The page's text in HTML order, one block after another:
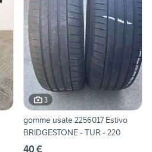
3
gomme usate 2256017 Estivo
BRIDGESTONE - TUR - 220
40 €